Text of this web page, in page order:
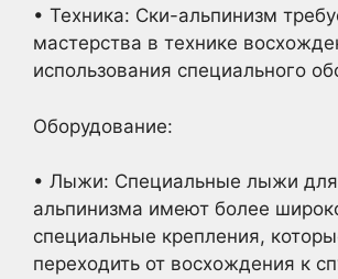
• Техника: Ски-альпинизм
мастерства в технике
использования специального
Оборудование:
• Лыжи: Специальные лыжи
альпинизма имеют более
специальные крепления,
переходить от восхождения к